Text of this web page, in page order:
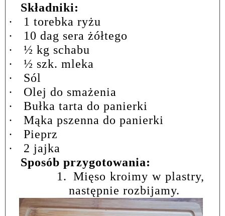
Składniki:
·
1 torebka ryżu
·
10 dag sera żółtego
·
½ kg schabu
·
½ szk. mleka
·
Sól
·
Olej do smażenia
·
Bułka tarta do panierki
·
Mąka pszenna do panierki
·
Pieprz
·
2 jajka
Sposób przygotowania:
1. Mięso kroimy w plastry,
następnie rozbijamy.